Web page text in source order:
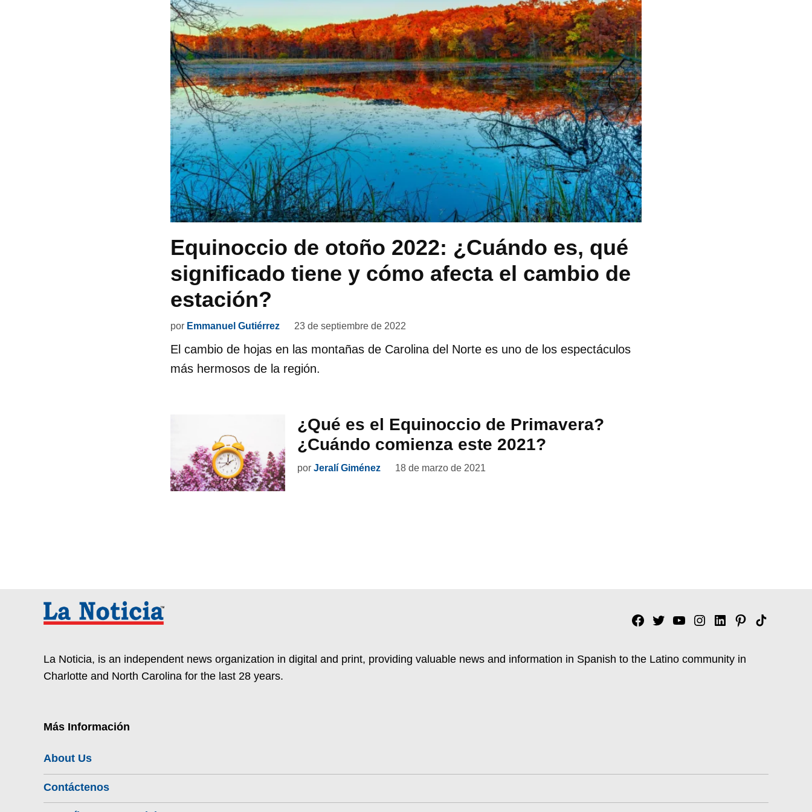
Equinoccio de otoño 2022: ¿Cuándo es, qué
significado tiene y cómo afecta el cambio de
estación?
por Emmanuel Gutiérrez 23 de septiembre de 2022
El cambio de hojas en las montañas de Carolina del Norte es uno de los espectáculos
más hermosos de la región.
¿Qué es el Equinoccio de Primavera?
¿Cuándo comienza este 2021?
por Jeralí Giménez 18 de marzo de 2021
Facebook
TwitterYouTubeInstagram
Linkedin
Pinterest
Tik
La Noticia, is an independent news organization in digital and print, providing valuable news and information in Spanish to the Latino community in
Charlotte and North Carolina for the last 28 years.
Más Información
About Us
Contáctenos